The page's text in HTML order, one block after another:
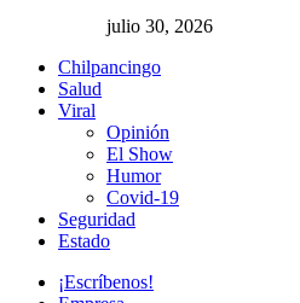
julio 30, 2026
Chilpancingo
Salud
Viral
Opinión
El Show
Humor
Covid-19
Seguridad
Estado
¡Escríbenos!